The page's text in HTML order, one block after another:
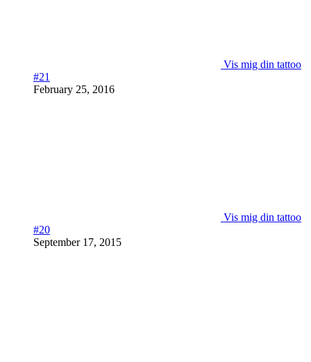
Vis mig din tattoo
#21
February 25, 2016
Vis mig din tattoo
#20
September 17, 2015